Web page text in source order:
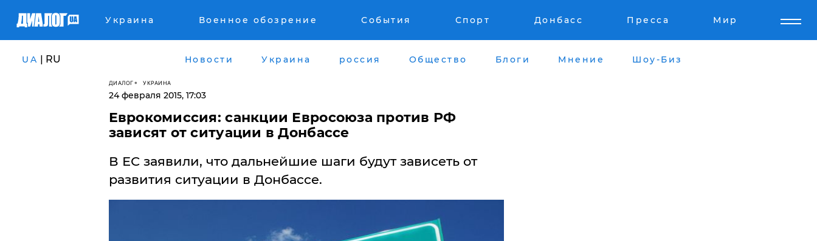
Украина Военное обозрение События Спорт Донбасс Пресса Мир
UA | RU Новости Украина россия Общество Блоги Мнение Шоу-Биз
ДИАЛОГ УКРАИНА
24 февраля 2015, 17:03
Еврокомиссия: санкции Евросоюза против РФ
зависят от ситуации в Донбассе
В ЕС заявили, что дальнейшие шаги будут зависеть от
развития ситуации в Донбассе.